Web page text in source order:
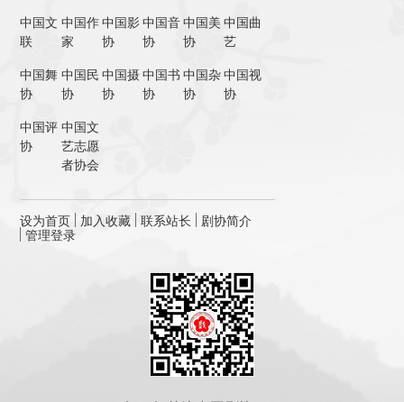
中国文
联
中国作
家
中国影
协
中国音
协
中国美
协
中国曲
艺
中国舞
协
中国民
协
中国摄
协
中国书
协
中国杂
协
中国视
协
中国评
协
中国文
艺志愿
者协会
设为首页 加入收藏 联系站长
剧协简介
管理登录